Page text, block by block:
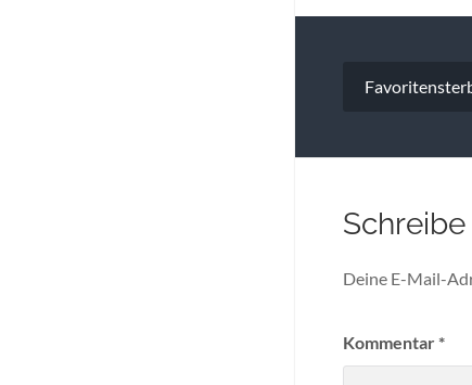
Deine E-Mail-
Kommentar*